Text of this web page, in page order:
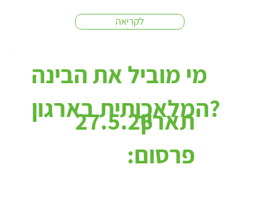
לקריאה
מי מוביל את הבינה
המלאכותית בארגון?
27.5.26תאריך
פרסום: